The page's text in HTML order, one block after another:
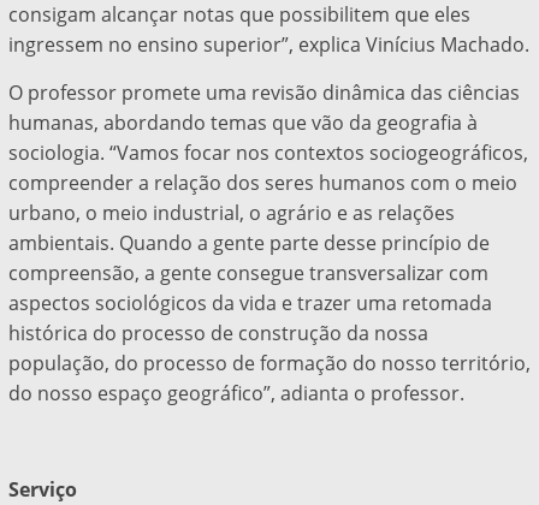
consigam alcançar notas que possibilitem que eles
ingressem no ensino superior”, explica Vinícius Machado.
O professor promete uma revisão dinâmica das ciências
humanas, abordando temas que vão da geografia à
sociologia. “Vamos focar nos contextos sociogeográficos,
compreender a relação dos seres humanos com o meio
urbano, o meio industrial, o agrário e as relações
ambientais. Quando a gente parte desse princípio de
compreensão, a gente consegue transversalizar com
aspectos sociológicos da vida e trazer uma retomada
histórica do processo de construção da nossa
população, do processo de formação do nosso território,
do nosso espaço geográfico”, adianta o professor.
Serviço